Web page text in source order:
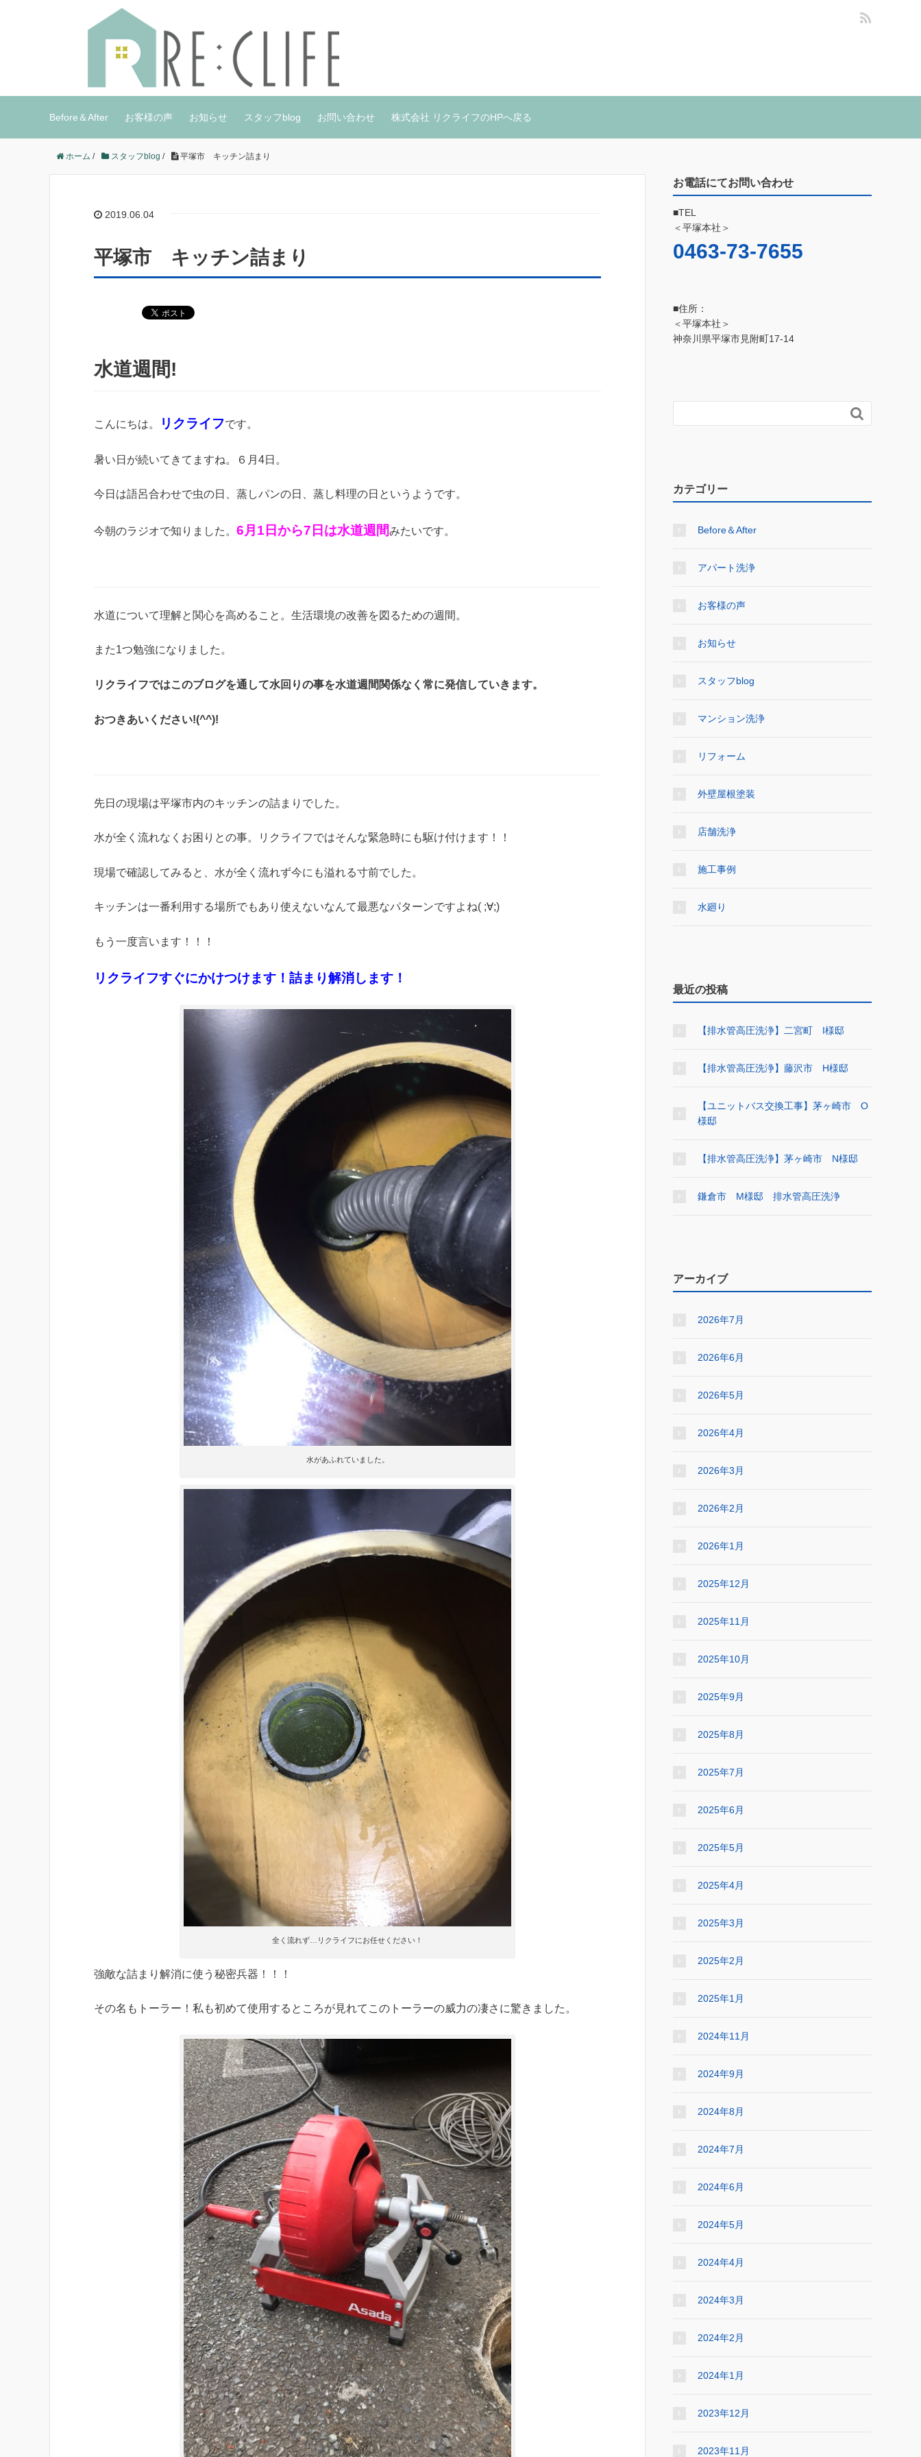
Before＆After お客様の声 お知らせ スタッフblog お問い合わせ 株式会社 リクライフのHPへ戻る
ホーム / スタッフblog / 平塚市 キッチン詰まり
2019.06.04
平塚市 キッチン詰まり
水道週間!
こんにちは。 リクライフです。
暑い日が続いてきてますね。６月4日。
今日は語呂合わせで虫の日、蒸しパンの日、蒸し料理の日というようです。
今朝のラジオで知りました。 6月1日から7日は水道週間みたいです。
水道について理解と関心を高めること。生活環境の改善を図るための週間。
また1つ勉強になりました。
リクライフではこのブログを通して水回りの事を水道週間関係なく常に発信していきます。
おつきあいください!(^^)!
先日の現場は平塚市内のキッチンの詰まりでした。
水が全く流れなくお困りとの事。リクライフではそんな緊急時にも駆け付けます！！
現場で確認してみると、水が全く流れず今にも溢れる寸前でした。
キッチンは一番利用する場所でもあり使えないなんて最悪なパターンですよね( ;∀;)
もう一度言います！！！
リクライフすぐにかけつけます！詰まり解消します！
水があふれていました。
全く流れず…リクライフにお任せください！
強敵な詰まり解消に使う秘密兵器！！！
その名もトーラー！私も初めて使用するところが見れてこのトーラーの威力の凄さに驚きました。
お電話にてお問い合わせ
■TEL
＜平塚本社＞
0463-73-7655
■住所：
＜平塚本社＞
神奈川県平塚市見附町17-14

カテゴリー
Before＆After
アパート洗浄
お客様の声
お知らせ
スタッフblog
マンション洗浄
リフォーム
外壁屋根塗装
店舗洗浄
施工事例
水廻り
最近の投稿
【排水管高圧洗浄】二宮町 I様邸
【排水管高圧洗浄】藤沢市 H様邸
【ユニットバス交換工事】茅ヶ崎市 O
様邸
【排水管高圧洗浄】茅ヶ崎市 N様邸
鎌倉市 M様邸 排水管高圧洗浄
アーカイブ
2026年7月
2026年6月
2026年5月
2026年4月
2026年3月
2026年2月
2026年1月
2025年12月
2025年11月
2025年10月
2025年9月
2025年8月
2025年7月
2025年6月
2025年5月
2025年4月
2025年3月
2025年2月
2025年1月
2024年11月
2024年9月
2024年8月
2024年7月
2024年6月
2024年5月
2024年4月
2024年3月
2024年2月
2024年1月
2023年12月
2023年11月